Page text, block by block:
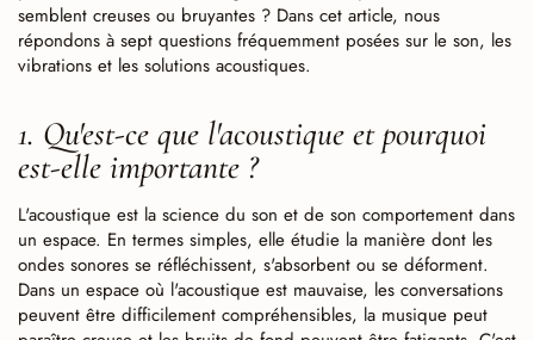
semblent creuses ou bruyantes ? Dans cet article, nous
répondons à sept questions fréquemment posées sur le son, les
vibrations et les solutions acoustiques.
1. Qu'est-ce que l'acoustique et pourquoi
est-elle importante ?
L'acoustique est la science du son et de son comportement dans
un espace. En termes simples, elle étudie la manière dont les
ondes sonores se réfléchissent, s'absorbent ou se déforment.
Dans un espace où l'acoustique est mauvaise, les conversations
peuvent être difficilement compréhensibles, la musique peut